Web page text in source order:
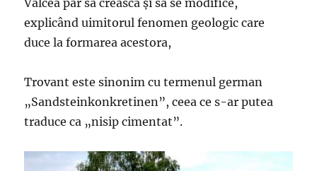
Vâlcea par să crească şi să se modifice,
explicând uimitorul fenomen geologic care
duce la formarea acestora,
Trovant este sinonim cu termenul german
„Sandsteinkonkretinen”, ceea ce s-ar putea
traduce ca „nisip cimentat”.